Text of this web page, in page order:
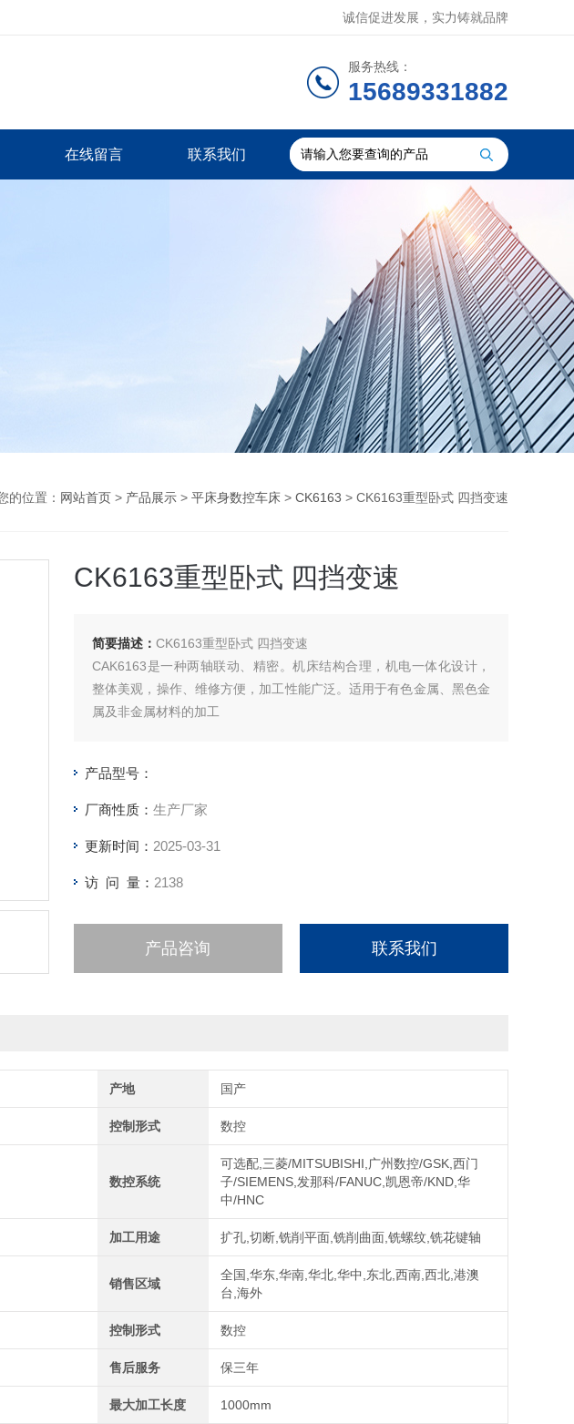
诚信促进发展，实力铸就品牌
服务热线：
15689331882
在线留言 联系我们
的位置： 网站首页 > 产品展示 > 平床身数控车床 > CK6163 > CK6163重型卧式 四挡变速
CK6163重型卧式 四挡变速
简要描述： CK6163重型卧式 四挡变速
CAK6163是一种两轴联动、精密。机床结构合理，机电一体化设计，
整体美观，操作、维修方便，加工性能广泛。适用于有色金属、黑色金
属及非金属材料的加工
产品型号：
厂商性质： 生产厂家
更新时间： 2025-03-31
访 问 量： 2138
产品咨询 联系我们
产地 国产
控制形式 数控
数控系统
可选配,三菱/MITSUBISHI,广州数控/GSK,西门
子/SIEMENS,发那科/FANUC,凯恩帝/KND,华
中/HNC
加工用途 扩孔,切断,铣削平面,铣削曲面,铣螺纹,铣花键轴
销售区域
全国,华东,华南,华北,华中,东北,西南,西北,港澳
台,海外
控制形式 数控
售后服务 保三年
最大加工长度 1000mm